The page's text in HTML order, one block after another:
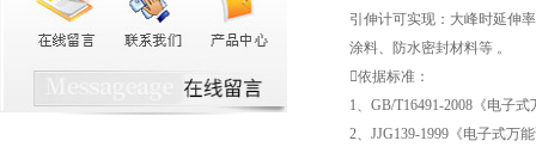
引伸计可实现：大峰时延伸
涂料、防水密封材料等 。
依据标准：
1、GB/T16491-2008《电子
2、JJG139-1999《电子式万